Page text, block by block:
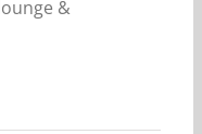
&